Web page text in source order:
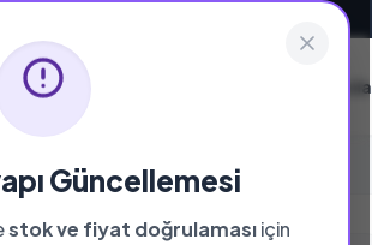
Güncellemesi
stok ve fiyat doğrulamasıiçin
Hakkımızda